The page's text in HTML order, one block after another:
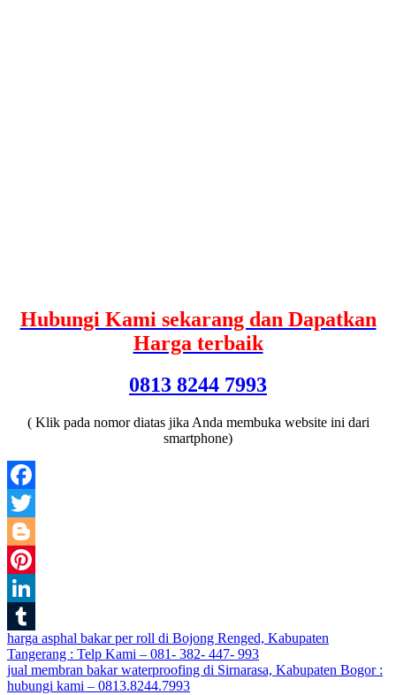
Hubungi Kami sekarang dan Dapatkan
Harga terbaik
0813 8244 7993
( Klik pada nomor diatas jika Anda membuka website ini dari
smartphone)
Facebook
Twitter
Blogger
Pinterest
LinkedIn
Tumblr
Post
navigation
harga asphal bakar per roll di Bojong Renged, Kabupaten
Tangerang : Telp Kami – 081- 382- 447- 993
jual membran bakar waterproofing di Sirnarasa, Kabupaten Bogor :
hubungi kami – 0813.8244.7993